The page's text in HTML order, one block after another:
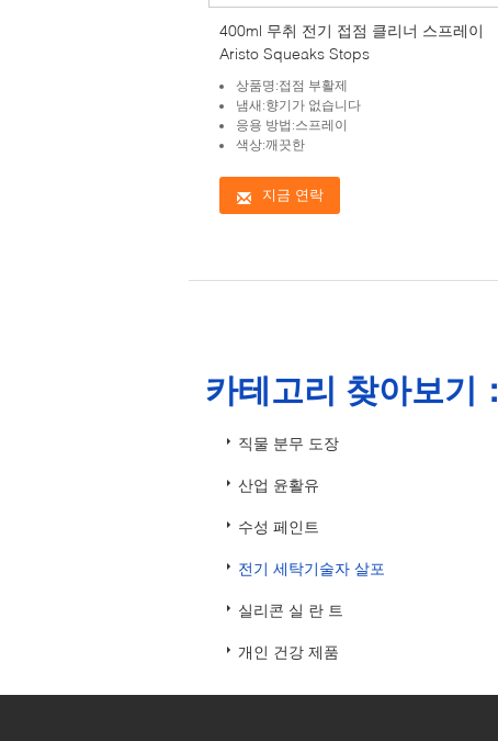
400ml 무취 전기 접점 클리너 스프레이
Aristo Squeaks Stops
상품명:접점 부활제
냄새:향기가 없습니다
응용 방법:스프레이
색상:깨끗한
지금 연락
카테고리 찾아보기：
직물 분무 도장
산업 윤활유
수성 페인트
전기 세탁기술자 살포
실리콘 실 란 트
개인 건강 제품